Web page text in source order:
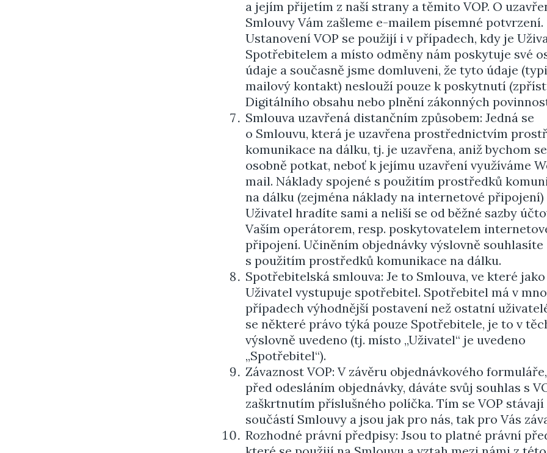
a jejím přijetím z naší strany a těmito VOP. O
Smlouvy Vám zašleme e-mailem písemné potvrzení.
Ustanovení VOP se použijí i v případech, kdy je
Spotřebitelem a místo odměny nám poskytuje své
údaje a současně jsme domluveni, že tyto údaje
mailový kontakt) neslouží pouze k poskytnutí
Digitálního obsahu nebo plnění zákonných
Smlouva uzavřená distančním způsobem: Jedná se
o Smlouvu, která je uzavřena prostřednictvím
komunikace na dálku, tj. je uzavřena, aniž bychom
osobně potkat, neboť k jejímu uzavření využíváme
mail. Náklady spojené s použitím prostředků
na dálku (zejména náklady na internetové připojení)
Uživatel hradíte sami a neliší se od běžné sazby
Vaším operátorem, resp. poskytovatelem
připojení. Učiněním objednávky výslovně souhlasíte
s použitím prostředků komunikace na dálku.
Spotřebitelská smlouva: Je to Smlouva, ve které jako
Uživatel vystupuje spotřebitel. Spotřebitel má v
případech výhodnější postavení než ostatní
se některé právo týká pouze Spotřebitele, je to v
výslovně uvedeno (tj. místo „Uživatel“ je uvedeno
„Spotřebitel“).
Závaznost VOP: V závěru objednávkového
před odesláním objednávky, dáváte svůj souhlas s
zaškrtnutím příslušného políčka. Tím se VOP stávají
součástí Smlouvy a jsou jak pro nás, tak pro Vás
Rozhodné právní předpisy: Jsou to platné právní